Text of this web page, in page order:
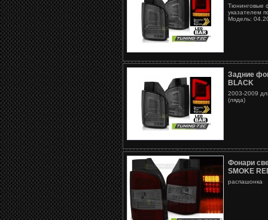
Тюнинговые
указателем
Модель:
Задние
BLACK
2003-2009
(ляда)
Фонари
SMOKE
распашонка